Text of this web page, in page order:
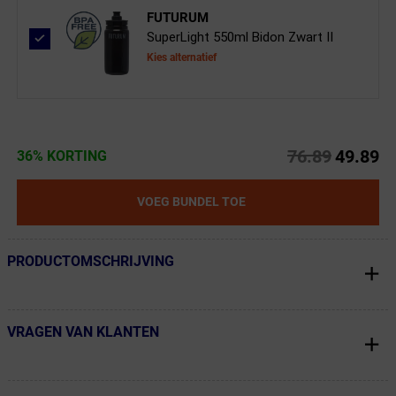
FUTURUM
SuperLight 550ml Bidon Zwart II
Kies alternatief
36% KORTING 76.8949.89
VOEG BUNDEL TOE
← Terug naar productnavigatie
PRODUCTOMSCHRIJVING
← Terug naar productnavigatie
VRAGEN VAN KLANTEN